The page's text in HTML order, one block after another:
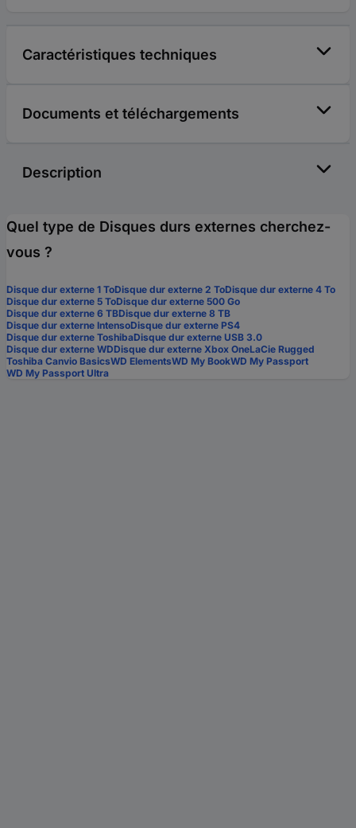
Caractéristiques techniques
Documents et téléchargements
Description
Quel type de Disques durs externes cherchez-
vous ?
Disque dur externe 1 ToDisque dur externe 2 ToDisque dur externe 4 To
Disque dur externe 5 ToDisque dur externe 500 Go
Disque dur externe 6 TBDisque dur externe 8 TB
Disque dur externe IntensoDisque dur externe PS4
Disque dur externe ToshibaDisque dur externe USB 3.0
Disque dur externe WDDisque dur externe Xbox OneLaCie Rugged
Toshiba Canvio BasicsWD ElementsWD My BookWD My Passport
WD My Passport Ultra